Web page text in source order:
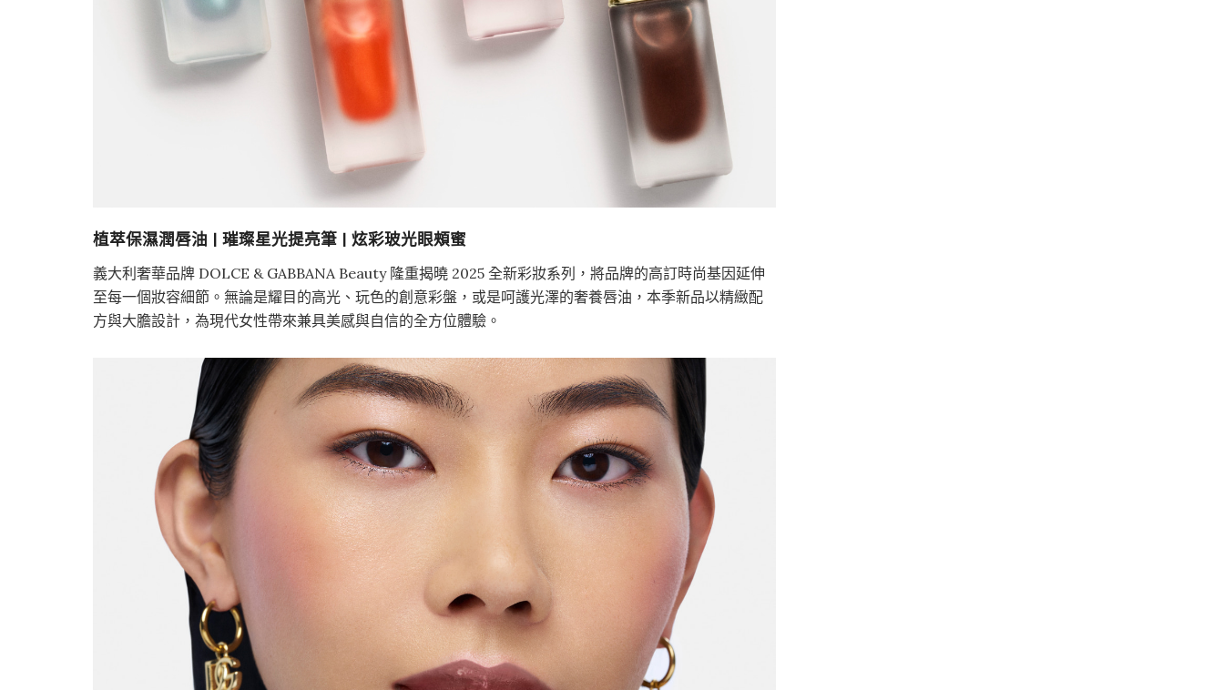
植萃保濕潤唇油 | 璀璨星光提亮筆 | 炫彩玻光眼頰蜜
義大利奢華品牌 DOLCE & GABBANA Beauty 隆重揭曉 2025 全新彩妝系列，將品牌的高訂時尚基因延伸
至每一個妝容細節。無論是耀目的高光、玩色的創意彩盤，或是呵護光澤的奢養唇油，本季新品以精緻配
方與大膽設計，為現代女性帶來兼具美感與自信的全方位體驗。